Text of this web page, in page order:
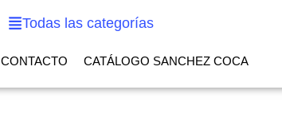
Todas las categorías
CONTACTO CATÁLOGO SANCHEZ COCA